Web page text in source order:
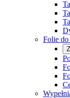
Folie do